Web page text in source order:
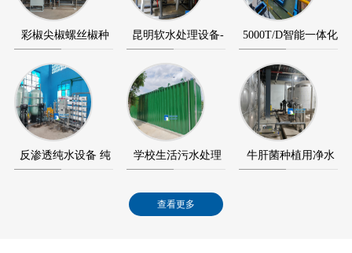
彩椒尖椒螺丝椒种
植用超滤设备+反…
昆明软水处理设备-
软化水设备-软水…
5000T/D智能一体化
净水设备（净水…
反渗透纯水设备 纯 学校生活污水处理
体…
牛肝菌种植用净水
查看更多